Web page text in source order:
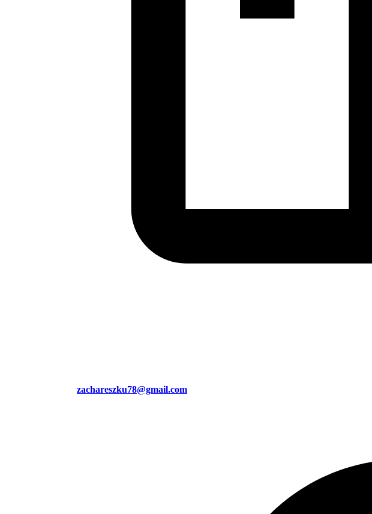
zachareszku78@gmail.com